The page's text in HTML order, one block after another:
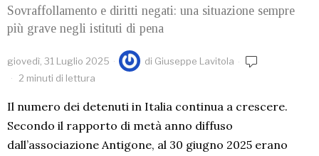
Sovraffollamento e diritti negati: una situazione sempre
più grave negli istituti di pena
giovedì, 31 Luglio 2025 di Giuseppe Lavitola
2 minuti di lettura
Il numero dei detenuti in Italia continua a crescere.
Secondo il rapporto di metà anno diffuso
dall’associazione Antigone, al 30 giugno 2025 erano